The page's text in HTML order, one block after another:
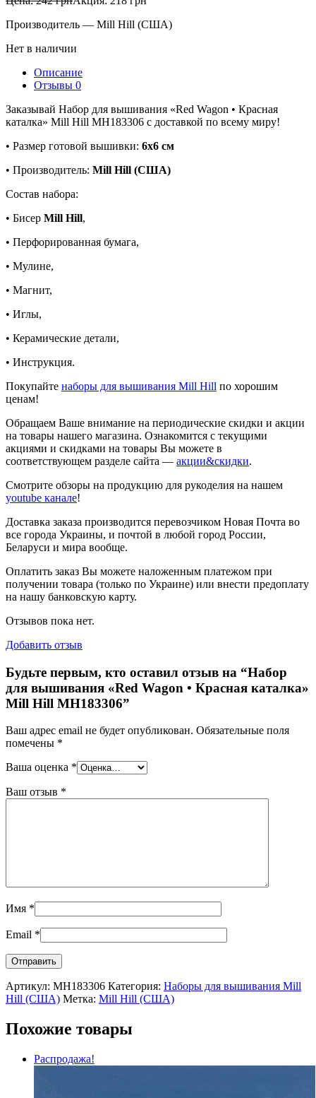
Производитель — Mill Hill (США)
Нет в наличии
Описание
Отзывы 0
Заказывай Набор для вышивания «Red Wagon • Красная
каталка» Mill Hill MH183306 с доставкой по всему миру!
• Размер готовой вышивки: 6х6 см
• Производитель: Mill Hill (США)
Состав набора:
• Бисер Mill Hill,
• Перфорированная бумага,
• Мулине,
• Магнит,
• Иглы,
• Керамические детали,
• Инструкция.
Покупайте наборы для вышивания Mill Hill по хорошим
ценам!
Обращаем Ваше внимание на периодические скидки и акции
на товары нашего магазина. Ознакомится с текущими
акциями и скидками на товары Вы можете в
соответствующем разделе сайта — акции&скидки.
Смотрите обзоры на продукцию для рукоделия на нашем
youtube канале!
Доставка заказа производится перевозчиком Новая Почта во
все города Украины, и почтой в любой город России,
Беларуси и мира вообще.
Оплатить заказ Вы можете наложенным платежом при
получении товара (только по Украине) или внести предоплату
на нашу банковскую карту.
Отзывов пока нет.
Добавить отзыв
Будьте первым, кто оставил отзыв на “Набор
для вышивания «Red Wagon • Красная каталка»
Mill Hill MH183306”
Ваш адрес email не будет опубликован. Обязательные поля
помечены *
Ваша оценка *
Ваш отзыв *
Имя *
Email *
Артикул: MH183306 Категория: Наборы для вышивания Mill
Hill (США) Метка: Mill Hill (США)
Похожие товары
Распродажа!